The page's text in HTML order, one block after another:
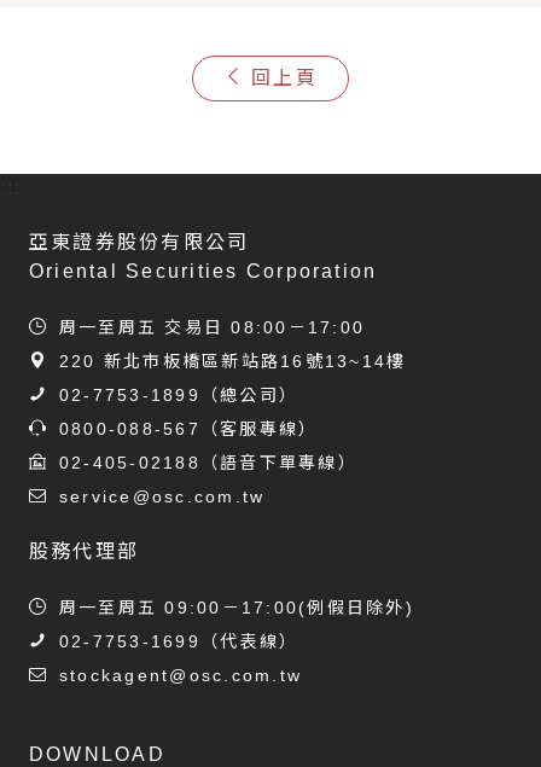
回上頁
亞東證券股份有限公司
Oriental Securities Corporation
周一至周五 交易日 08:00－17:00
220 新北市板橋區新站路16號13~14樓
02-7753-1899
（總公司）
0800-088-567
（客服專線）
02-405-02188
（語音下單專線）
service@osc.com.tw
股務代理部
周一至周五 09:00－17:00(例假日除外)
02-7753-1699
（代表線）
stockagent@osc.com.tw
DOWNLOAD